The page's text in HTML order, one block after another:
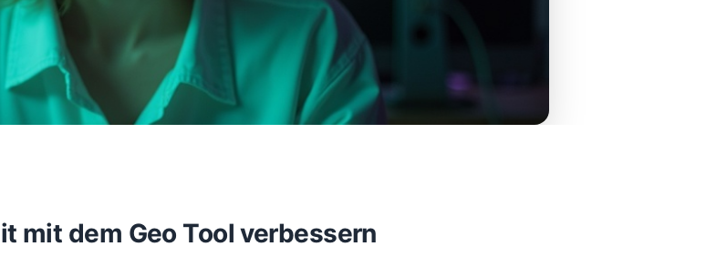
mit dem Geo Tool verbessern